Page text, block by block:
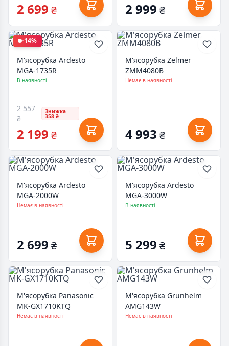
2 699 ₴ 2 999 ₴
-14%
М'ясорубка Ardesto
MGA-1735R
В наявності
2 557
₴
Знижка
358 ₴
2 199 ₴
М'ясорубка Zelmer
ZMM4080B
Немає в наявності
4 993 ₴
М'ясорубка Ardesto
MGA-2000W
Немає в наявності
2 699 ₴
М'ясорубка Ardesto
MGA-3000W
В наявності
5 299 ₴
М'ясорубка Panasonic
MK-GX1710KTQ
Немає в наявності
М'ясорубка Grunhelm
AMG143W
Немає в наявності